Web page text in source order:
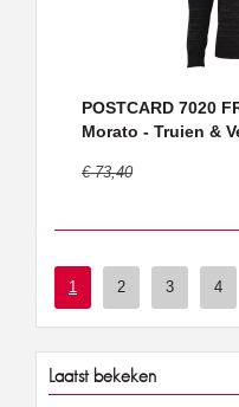
POSTCARD 7020
Morato - Truien &
€ 73,40
1 2 3 4
Laatst bekeken